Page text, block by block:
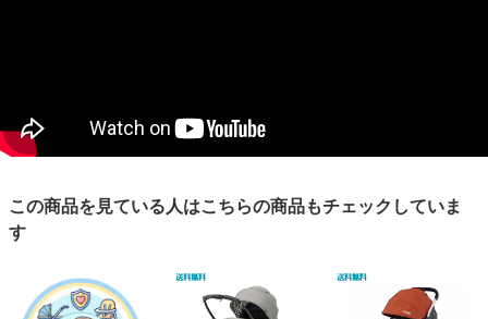
この商品を見ている人はこちらの商品もチェックしていま
す